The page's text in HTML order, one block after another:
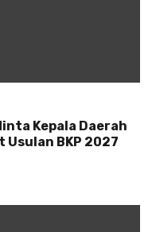
Kepala Daerah
Usulan BKP 2027